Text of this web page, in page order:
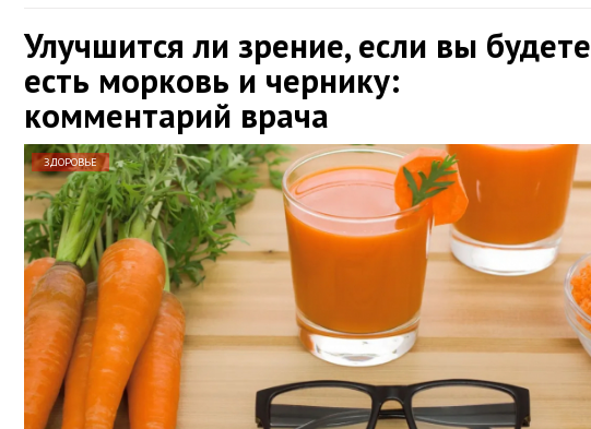
Улучшится ли зрение, если вы будете
есть морковь и чернику:
комментарий врача
ЗДОРОВЬЕ